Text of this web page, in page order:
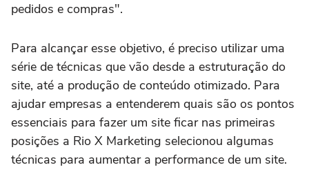
pedidos e compras".
Para alcançar esse objetivo, é preciso utilizar uma
série de técnicas que vão desde a estruturação do
site, até a produção de conteúdo otimizado. Para
ajudar empresas a entenderem quais são os pontos
essenciais para fazer um site ficar nas primeiras
posições a Rio X Marketing selecionou algumas
técnicas para aumentar a performance de um site.